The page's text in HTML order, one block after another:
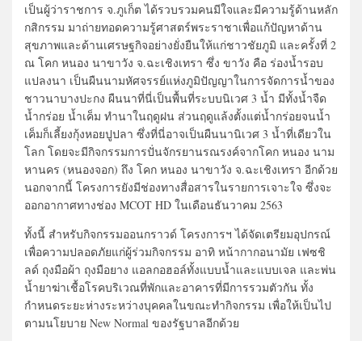
เป็นผู้ว่าราชการ จ.ภูเก็ต ได้รวบรวมคนมีใจและมีความรู้ด้านหลัก
กสิกรรม มาถ่ายทอดความรู้ศาสตร์พระราชาเพื่อแก้ปัญหาด้าน
สุขภาพและด้านเศรษฐกิจอย่างยั่งยืนให้แก่ชาวชัยภูมิ และครั้งที่ 2
ณ โคก หนอง นาขาวัง จ.ฉะเชิงเทรา ซึ่ง ขาวัง คือ ร่องน้ำรอบ
แปลงนา เป็นผืนนามหัศจรรย์แห่งภูมิปัญญาในการจัดการน้ำของ
ชาวนาบางปะกง ผืนนาที่นี่เป็นพื้นที่ระบบนิเวศ 3 น้ำ มีทั้งน้ำจืด
น้ำกร่อย น้ำเค็ม ทำนาในฤดูฝน ส่วนฤดูแล้งตั้งแต่น้ำกร่อยจนน้ำ
เค็มก็เลี้ยงกุ้งหอยปูปลา ซึ่งที่นี่อาจเป็นผืนนานิเวศ 3 น้ำที่เดียวใน
โลก โดยจะมีกิจกรรมการปั่นจักรยานรณรงค์จากโคก หนอง นาม
หานคร (หนองจอก) ถึง โคก หนอง นาขาวัง จ.ฉะเชิงเทรา อีกด้วย
นอกจากนี้ โครงการยังมีช่องทางสื่อสารในรายการเจาะใจ ซึ่งจะ
ออกอากาศทางช่อง MCOT HD ในเดือนธันวาคม 2563
ทั้งนี้ สำหรับกิจกรรมออนกราวด์ โครงการฯ ได้จัดเตรียมอุปกรณ์
เพื่อความปลอดภัยแก่ผู้ร่วมกิจกรรม อาทิ หน้ากากอนามัย เฟซชิ
ลด์ ถุงมือผ้า ถุงมือยาง แอลกอฮอล์ทั้งแบบน้ำและแบบเจล และพ่น
น้ำยาฆ่าเชื้อโรคบริเวณที่พักและอาคารที่มีการรวมตัวกัน ทั้ง
กำหนดระยะห่างระหว่างบุคคลในขณะทำกิจกรรม เพื่อให้เป็นไป
ตามนโยบาย New Normal ของรัฐบาลอีกด้วย